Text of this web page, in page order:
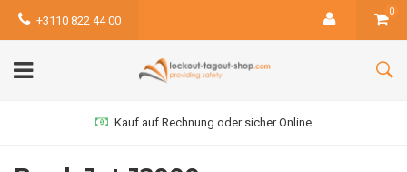
+3110 822 44 00
0
Kauf auf Rechnung oder sicher Online